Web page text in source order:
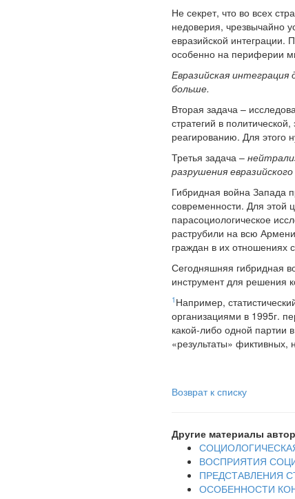
Не секрет, что во всех
недоверия, чрезвычайно
евразийской интеграции.
особенно на периферии
Евразийская
больше.
Вторая задача –
стратегий в
реагированию. Для этого
Третья задача –
разрушения
Гибридная война Запада
современности. Для этой
парасоциологическое
раструбили на всю
граждан в их отношениях
Сегодняшняя гибридная
инструмент для решения
1 Например,
организациями в 1995г.
какой-либо одной партии
«результаты» фиктивных,
Возврат к списку
Другие материалы
ВОСПРИЯТИЯ
ПРЕДСТАВЛЕНИЯ
ОСОБЕННОСТИ